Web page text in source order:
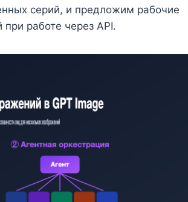
серий, и предложим рабочие
работе через API.